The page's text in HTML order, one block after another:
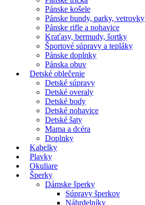
Pánske košele
Pánske bundy, parky, vetrovky
Pánske rifle a nohavice
Kraťasy, bermudy, šortky
Športové súpravy a tepláky
Pánske doplnky
Pánska obuv
Detské oblečenie
Detské súpravy
Detské overaly
Detské body
Detské nohavice
Detské šaty
Mama a dcéra
Doplnky
Kabelky
Plavky
Okuliare
Šperky
Dámske šperky
Súpravy šperkov
Náhrdelníky